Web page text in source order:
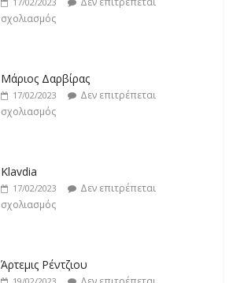
σχολιασμός
Μάριος Δαρβίρας
17/02/2023
Δεν επιτρέπεται
σχολιασμός
Klavdia
17/02/2023
Δεν επιτρέπεται
σχολιασμός
Άρτεμις Ρέντζιου